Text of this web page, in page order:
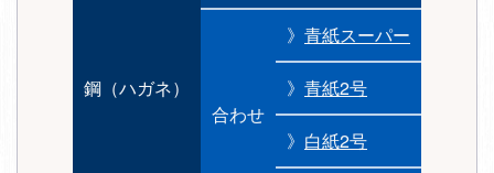
鋼（ハガネ）
合わせ
》 青紙スーパー
》 青紙2号
》 白紙2号